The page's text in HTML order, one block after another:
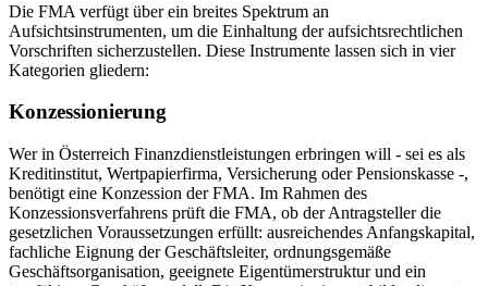
Die FMA verfügt über ein breites Spektrum an
Aufsichtsinstrumenten, um die Einhaltung der aufsichtsrechtlichen
Vorschriften sicherzustellen. Diese Instrumente lassen sich in vier
Kategorien gliedern:
Konzessionierung
Wer in Österreich Finanzdienstleistungen erbringen will - sei es als
Kreditinstitut, Wertpapierfirma, Versicherung oder Pensionskasse -,
benötigt eine Konzession der FMA. Im Rahmen des
Konzessionsverfahrens prüft die FMA, ob der Antragsteller die
gesetzlichen Voraussetzungen erfüllt: ausreichendes Anfangskapital,
fachliche Eignung der Geschäftsleiter, ordnungsgemäße
Geschäftsorganisation, geeignete Eigentümerstruktur und ein